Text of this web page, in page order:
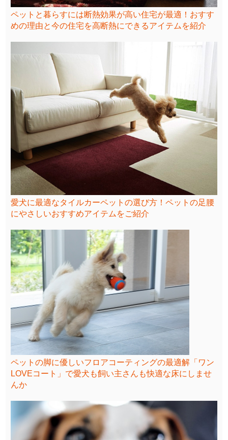
ペットと暮らすには断熱効果が高い住宅が最適！おすす
めの理由と今の住宅を高断熱にできるアイテムを紹介
愛犬に最適なタイルカーペットの選び方！ペットの足腰
にやさしいおすすめアイテムをご紹介
ペットの脚に優しいフロアコーティングの最適解「ワン
LOVEコート」で愛犬も飼い主さんも快適な床にしませ
んか